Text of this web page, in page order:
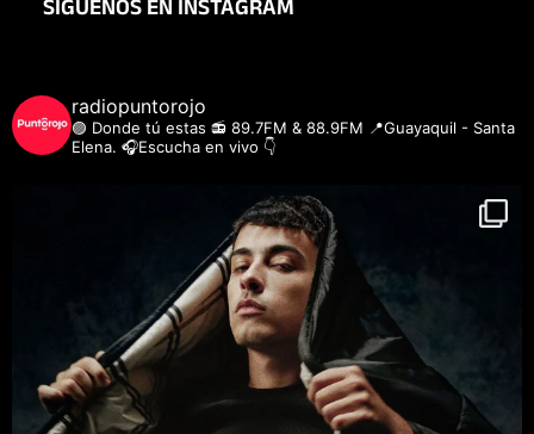
SIGUENOS EN INSTAGRAM
radiopuntorojo
🟣 Donde tú estas 📻 89.7FM & 88.9FM 📍Guayaquil - Santa
Elena. 🎧Escucha en vivo 👇